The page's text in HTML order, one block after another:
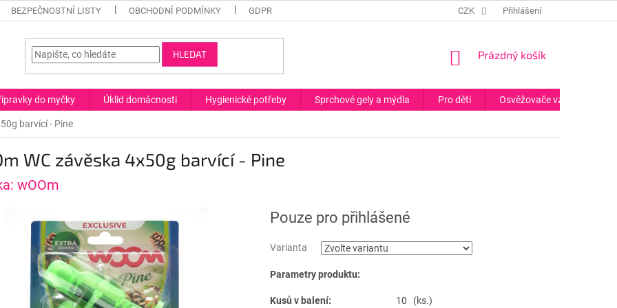
BEZPEČNOSTNÍ LISTY OBCHODNÍ PODMÍNKY GDPR CZK Přihlášení
HLEDAT
NÁKUPNÍ
Prázdný košík
do myčky Úklid domácnosti Hygienické potřeby Sprchové gely a mýdla Pro děti Osvěžovače vzduchu
barvící - Pine
WC závěska 4x50g barvící - Pine
wOOm
Pouze pro přihlášené
Varianta
Parametry produktu:
Kusů v balení:
10 (ks.)